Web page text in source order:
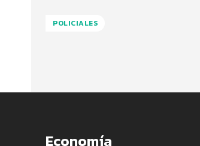
POLICIALES
Economía